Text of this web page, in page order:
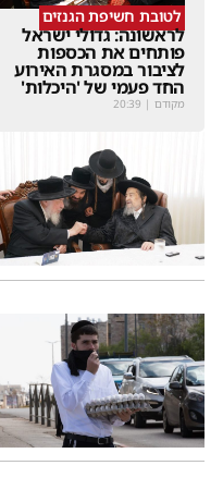
לטובת חשיפת הגנזים
לראשונה: גדולי ישראל
פותחים את הכספות
לציבור במסגרת האירוע
החד פעמי של 'היכלות'
מקודם |
20:39